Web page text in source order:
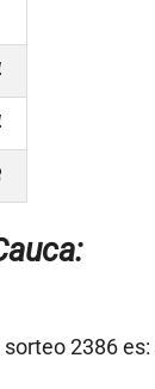
2386 es: